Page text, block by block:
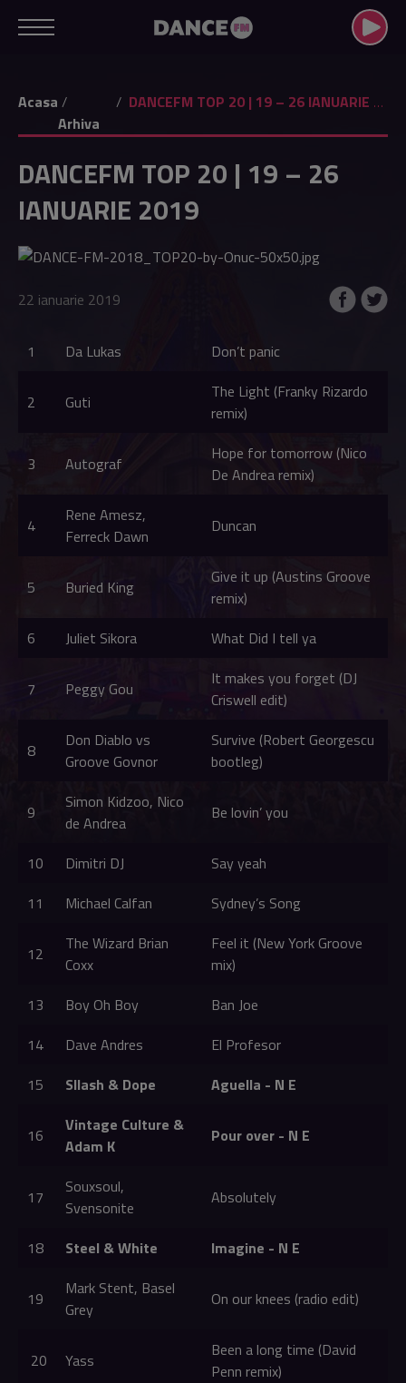
Acasa
Arhiva
DANCEFM TOP 20 | 19 – 26 IANUARIE 2019
DANCEFM TOP 20 | 19 – 26
IANUARIE 2019
22 ianuarie 2019
1 Da Lukas Don’t panic
2 Guti
The Light (Franky Rizardo
remix)
3 Autograf
Hope for tomorrow (Nico
De Andrea remix)
4
Rene Amesz,
Ferreck Dawn
Duncan
5 Buried King
Give it up (Austins Groove
remix)
6
Juliet Sikora What Did I tell ya
7 Peggy Gou
It makes you forget (DJ
Criswell edit)
8
Don Diablo vs
Groove Govnor
Survive (Robert Georgescu
bootleg)
9
Simon Kidzoo, Nico
de Andrea
Be lovin’ you
10 Dimitri DJ
Say yeah
11
Michael Calfan Sydney’s Song
12
The Wizard Brian
Coxx
Feel it (New York Groove
mix)
13
Boy Oh Boy
Ban Joe
14
Dave Andres
El Profesor
15
Sllash & Dope Aguella - N E
16
Vintage Culture &
Adam K
Pour over - N E
17
Souxsoul,
Svensonite
Absolutely
18 Steel & White Imagine - N E
19
Mark Stent, Basel
Grey
On our knees (radio edit)
20 Yass
Been a long time (David
Penn remix)